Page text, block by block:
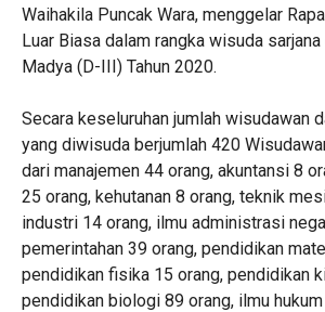
Waihakila Puncak Wara, menggelar
Luar Biasa dalam rangka wisuda
Madya (D-III) Tahun 2020.
Secara keseluruhan jumlah wisudawan
yang diwisuda berjumlah 420
dari manajemen 44 orang, akuntansi 8
25 orang, kehutanan 8 orang, teknik
industri 14 orang, ilmu administrasi
pemerintahan 39 orang, pendidikan
pendidikan fisika 15 orang, pendidikan
pendidikan biologi 89 orang, ilmu